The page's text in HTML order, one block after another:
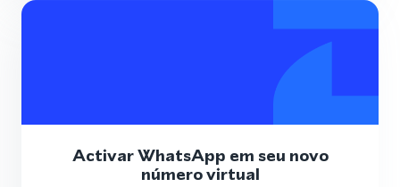
Activar WhatsApp em seu novo
número virtual